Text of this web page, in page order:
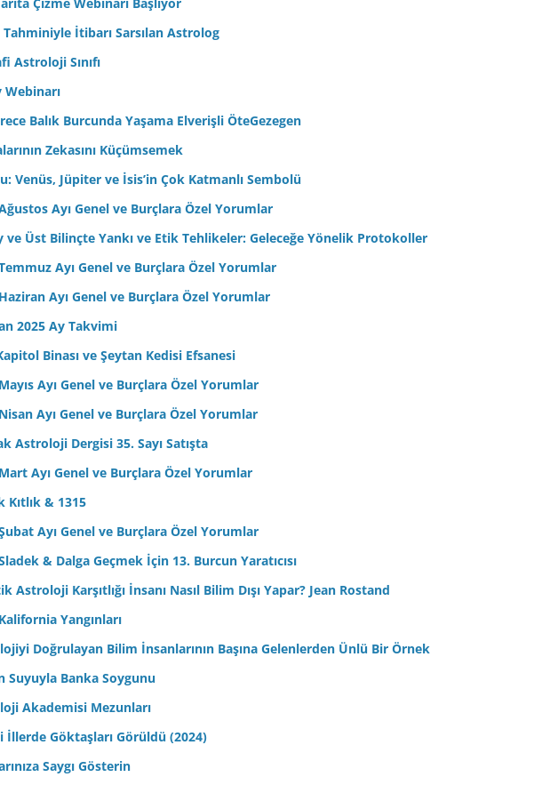
İtibarı Sarsılan Astrolog
Astroloji Sınıfı
Webinarı
Balık Burcunda Yaşama Elverişli ÖteGezegen
Zekasını Küçümsemek
Venüs, Jüpiter ve İsis’in Çok Katmanlı Sembolü
Ayı Genel ve Burçlara Özel Yorumlar
ve Üst Bilinçte Yankı ve Etik Tehlikeler: Geleceğe Yönelik Protokoller
Ayı Genel ve Burçlara Özel Yorumlar
Ayı Genel ve Burçlara Özel Yorumlar
2025 Ay Takvimi
Binası ve Şeytan Kedisi Efsanesi
Ayı Genel ve Burçlara Özel Yorumlar
Ayı Genel ve Burçlara Özel Yorumlar
Astroloji Dergisi 35. Sayı Satışta
Ayı Genel ve Burçlara Özel Yorumlar
Kıtlık & 1315
Ayı Genel ve Burçlara Özel Yorumlar
& Dalga Geçmek İçin 13. Burcun Yaratıcısı
Astroloji Karşıtlığı İnsanı Nasıl Bilim Dışı Yapar? Jean Rostand
Yangınları
Doğrulayan Bilim İnsanlarının Başına Gelenlerden Ünlü Bir Örnek
Suyuyla Banka Soygunu
Akademisi Mezunları
İllerde Göktaşları Görüldü (2024)
Saygı Gösterin